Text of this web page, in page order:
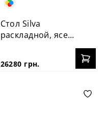
Стол Silva
раскладной, ясень
26280 грн.